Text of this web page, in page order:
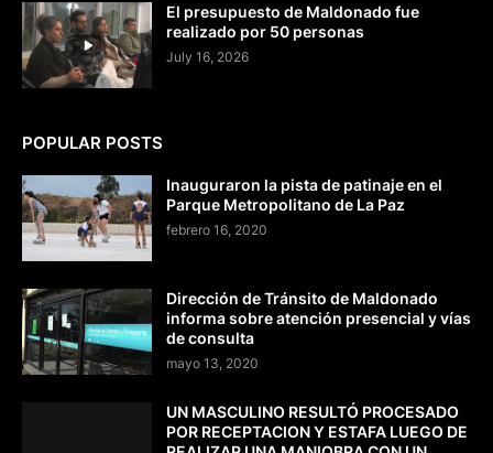
El presupuesto de Maldonado fue
realizado por 50 personas
July 16, 2026
POPULAR POSTS
Inauguraron la pista de patinaje en el
Parque Metropolitano de La Paz
febrero 16, 2020
Dirección de Tránsito de Maldonado
informa sobre atención presencial y vías
de consulta
mayo 13, 2020
UN MASCULINO RESULTÓ PROCESADO
POR RECEPTACION Y ESTAFA LUEGO DE